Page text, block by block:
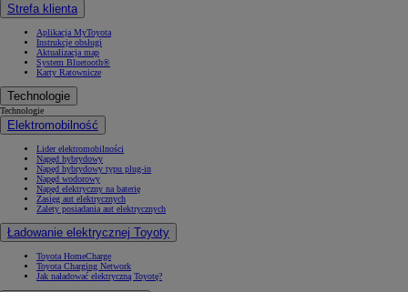
Strefa klienta
Aplikacja MyToyota
Instrukcje obsługi
Aktualizacja map
System Bluetooth®
Karty Ratownicze
Technologie
Technologie
Elektromobilność
Lider elektromobilności
Napęd hybrydowy
Napęd hybrydowy typu plug-in
Napęd wodorowy
Napęd elektryczny na baterię
Zasięg aut elektrycznych
Zalety posiadania aut elektrycznych
Ładowanie elektrycznej Toyoty
Toyota HomeCharge
Toyota Charging Network
Jak naładować elektryczną Toyotę?